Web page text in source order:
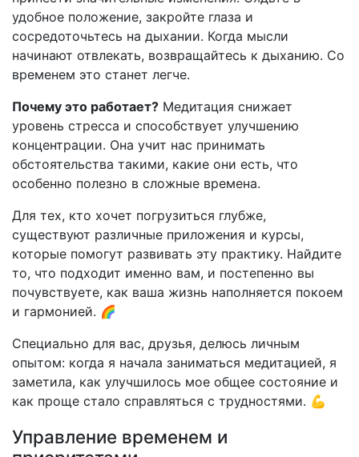
удобное положение, закройте глаза и
сосредоточьтесь на дыхании. Когда мысли
начинают отвлекать, возвращайтесь к дыханию. Со
временем это станет легче.
Почему это работает? Медитация снижает
уровень стресса и способствует улучшению
концентрации. Она учит нас принимать
обстоятельства такими, какие они есть, что
особенно полезно в сложные времена.
Для тех, кто хочет погрузиться глубже,
существуют различные приложения и курсы,
которые помогут развивать эту практику. Найдите
то, что подходит именно вам, и постепенно вы
почувствуете, как ваша жизнь наполняется покоем
и гармонией. 🌈
Специально для вас, друзья, делюсь личным
опытом: когда я начала заниматься медитацией, я
заметила, как улучшилось мое общее состояние и
как проще стало справляться с трудностями. 💪
Управление временем и